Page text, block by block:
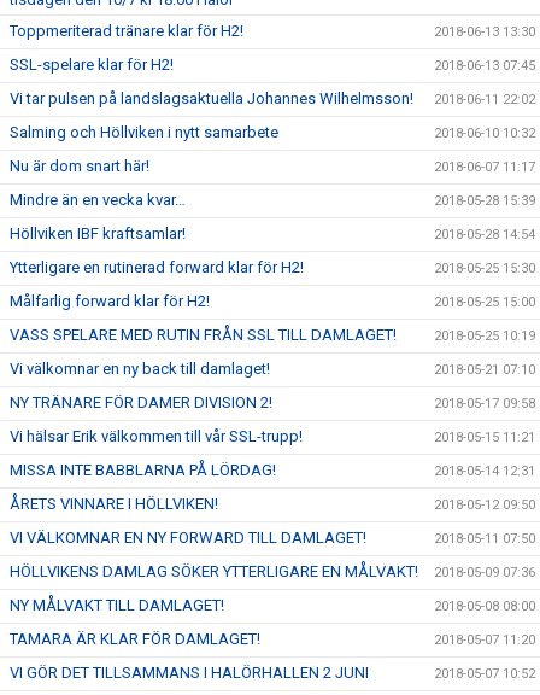
Toppmeriterad tränare klar för H2! 2018-06-13 13:30
SSL-spelare klar för H2! 2018-06-13 07:45
Vi tar pulsen på landslagsaktuella Johannes Wilhelmsson! 2018-06-11 22:02
Salming och Höllviken i nytt samarbete 2018-06-10 10:32
Nu är dom snart här! 2018-06-07 11:17
Mindre än en vecka kvar… 2018-05-28 15:39
Höllviken IBF kraftsamlar! 2018-05-28 14:54
Ytterligare en rutinerad forward klar för H2! 2018-05-25 15:30
Målfarlig forward klar för H2! 2018-05-25 15:00
VASS SPELARE MED RUTIN FRÅN SSL TILL DAMLAGET! 2018-05-25 10:19
Vi välkomnar en ny back till damlaget! 2018-05-21 07:10
NY TRÄNARE FÖR DAMER DIVISION 2! 2018-05-17 09:58
Vi hälsar Erik välkommen till vår SSL-trupp! 2018-05-15 11:21
MISSA INTE BABBLARNA PÅ LÖRDAG! 2018-05-14 12:31
ÅRETS VINNARE I HÖLLVIKEN! 2018-05-12 09:50
VI VÄLKOMNAR EN NY FORWARD TILL DAMLAGET! 2018-05-11 07:50
HÖLLVIKENS DAMLAG SÖKER YTTERLIGARE EN MÅLVAKT! 2018-05-09 07:36
NY MÅLVAKT TILL DAMLAGET! 2018-05-08 08:00
TAMARA ÄR KLAR FÖR DAMLAGET! 2018-05-07 11:20
VI GÖR DET TILLSAMMANS I HALÖRHALLEN 2 JUNI 2018-05-07 10:52